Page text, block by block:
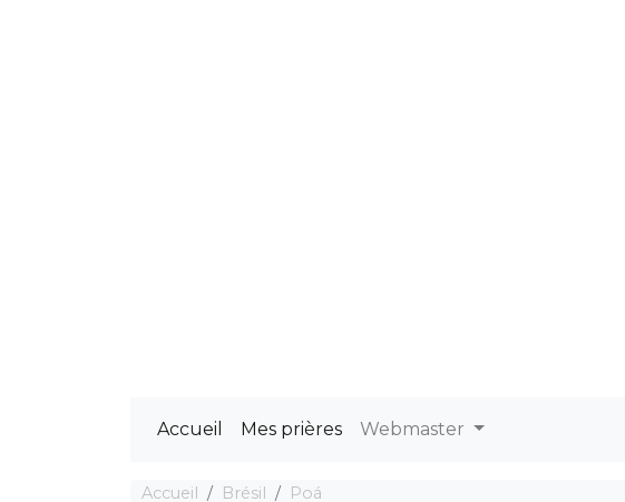
Accueil Mes prières Webmaster
Accueil Brésil Poá